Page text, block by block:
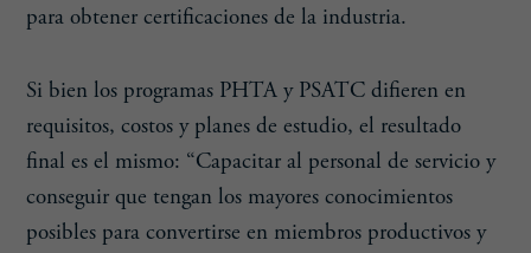
para obtener certificaciones de la industria.
Si bien los programas PHTA y PSATC difieren en
requisitos, costos y planes de estudio, el resultado
final es el mismo: “Capacitar al personal de servicio y
conseguir que tengan los mayores conocimientos
posibles para convertirse en miembros productivos y